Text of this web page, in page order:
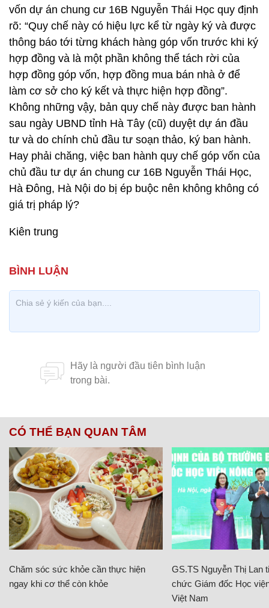
vốn dự án chung cư 16B Nguyễn Thái Học quy định
rõ: “Quy chế này có hiệu lực kể từ ngày ký và được
thông báo tới từng khách hàng góp vốn trước khi ký
hợp đồng và là một phần không thể tách rời của
hợp đồng góp vốn, hợp đồng mua bán nhà ở để
làm cơ sở cho ký kết và thực hiện hợp đồng”.
Không những vậy, bản quy chế này được ban hành
sau ngày UBND tỉnh Hà Tây (cũ) duyệt dự án đầu
tư và do chính chủ đầu tư soạn thảo, ký ban hành.
Hay phải chăng, việc ban hành quy chế góp vốn của
chủ đầu tư dự án chung cư 16B Nguyễn Thái Học,
Hà Đông, Hà Nội do bị ép buộc nên không không có
giá trị pháp lý?
Kiên trung
CÓ THỂ BẠN QUAN TÂM
Chăm sóc sức khỏe cần thực hiện
ngay khi cơ thể còn khỏe
GS.TS Nguyễn Thị Lan
chức Giám đốc Học
Việt Nam